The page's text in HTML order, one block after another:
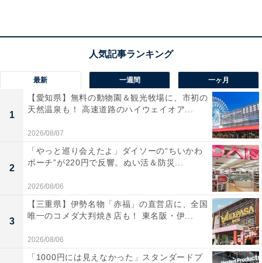
最新 一週間 一ヶ月
1
【愛知県】無料の動物園＆観光牧場に、市初の
天然温泉も！ 高速道路のハイウェイオア...
2026/08/07
2
「やっと巡り会えたよ」ダイソーの“ちいかわ
ポーチ”が220円で反響。ぬい活＆防災...
2026/08/06
3
【三重県】伊勢名物「赤福」の直営店に、全国
唯一のコメダ大判焼き店も！ 東名阪・伊...
2026/08/06
「1000円には見えなかった」スタンダードプ